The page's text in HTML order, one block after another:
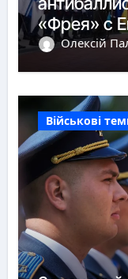
«Фрея» с
Олексій
Військові